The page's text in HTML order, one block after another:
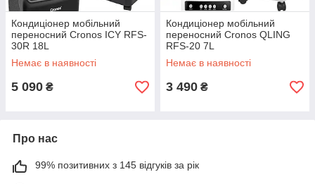
Кондиціонер мобільний
переносний Cronos ICY RFS-
30R 18L
Немає в наявності
5 090 ₴
Кондиціонер мобільний
переносний Cronos QLING
RFS-20 7L
Немає в наявності
3 490 ₴
Про нас
99% позитивних з 145 відгуків за рік